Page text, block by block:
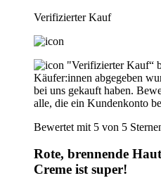
Verifizierter Kauf
"Verifizierter Kauf“
Käufer:innen abgegeben
bei uns gekauft haben.
alle, die ein Kundenkonto
Bewertet mit 5 von 5
Rote, brennende
Creme ist super!